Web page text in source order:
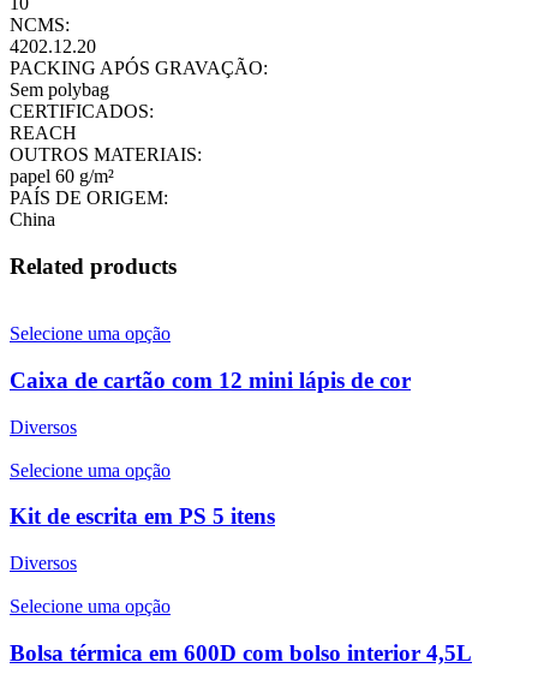
NCMS:
4202.12.20
PACKING APÓS GRAVAÇÃO:
Sem polybag
CERTIFICADOS:
REACH
OUTROS MATERIAIS:
papel 60 g/m²
PAÍS DE ORIGEM:
China
Related products
Selecione uma opção
Caixa de cartão com 12 mini lápis de cor
Diversos
Selecione uma opção
Kit de escrita em PS 5 itens
Diversos
Selecione uma opção
Bolsa térmica em 600D com bolso interior 4,5L